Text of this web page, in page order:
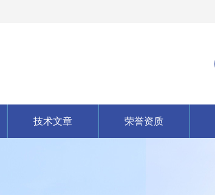
技术文章 荣誉资质